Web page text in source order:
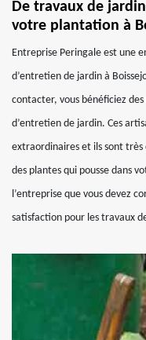
De travaux de
votre plantation à
Entreprise Peringale est une
d’entretien de jardin à
contacter, vous bénéficiez
d’entretien de jardin. Ces
extraordinaires et ils sont très
des plantes qui pousse dans
l’entreprise que vous devez
satisfaction pour les travaux